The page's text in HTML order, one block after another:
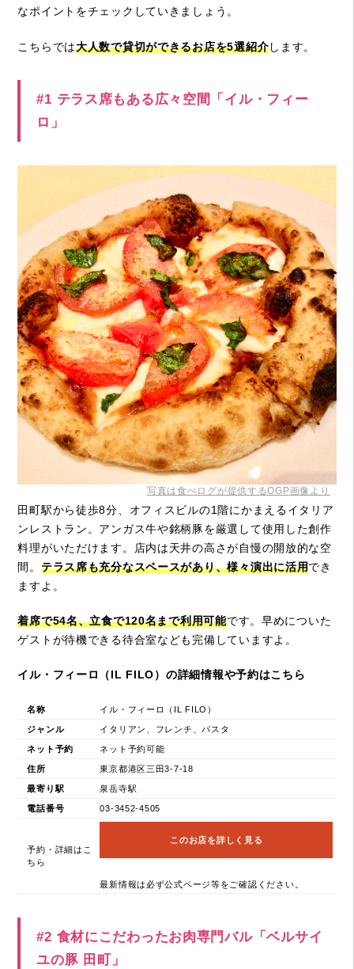
なポイントをチェックしていきましょう。
こちらでは大人数で貸切ができるお店を5選紹介します。
#1 テラス席もある広々空間「イル・フィー
ロ」
写真は食べログが提供するOGP画像より
田町駅から徒歩8分、オフィスビルの1階にかまえるイタリア
ンレストラン。アンガス牛や銘柄豚を厳選して使用した創作
料理がいただけます。店内は天井の高さが自慢の開放的な空
間。 テラス席も充分なスペースがあり、様々演出に活用でき
ますよ。
着席で54名、立食で120名まで利用可能です。早めについた
ゲストが待機できる待合室なども完備していますよ。
イル・フィーロ（IL FILO）の詳細情報や予約はこちら
名称 イル・フィーロ（IL FILO）
ジャンル イタリアン、フレンチ、パスタ
ネット予約 ネット予約可能
住所 東京都港区三田3-7-18
最寄り駅 泉岳寺駅
電話番号 03-3452-4505
予約・詳細はこ
ちら
このお店を詳しく見る
最新情報は必ず公式ページ等をご確認ください。
#2 食材にこだわったお肉専門バル「ベルサイ
ユの豚 田町」